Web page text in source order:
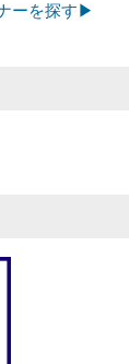
ーを探す▶